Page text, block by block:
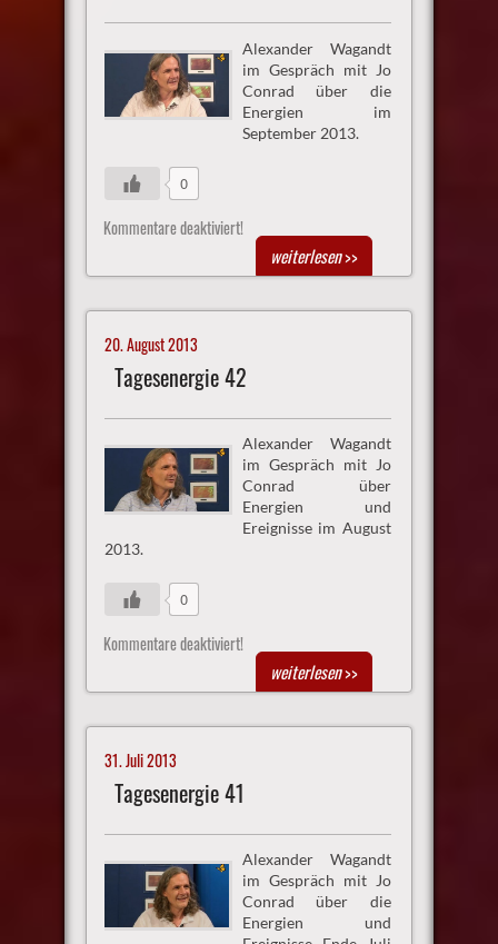
Alexander Wagandt
im Gespräch mit Jo
Conrad über die
Energien im
September 2013.
0
Kommentare deaktiviert!
weiterlesen>>
20. August 2013
Tagesenergie 42
Alexander Wagandt
im Gespräch mit Jo
Conrad über
Energien und
Ereignisse im August
2013.
0
Kommentare deaktiviert!
weiterlesen>>
31. Juli 2013
Tagesenergie 41
Alexander Wagandt
im Gespräch mit Jo
Conrad über die
Energien und